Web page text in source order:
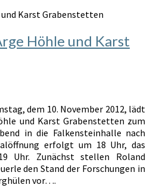
Karst Grabenstetten
Höhle und Karst
dem 10. November 2012, lädt
und Karst Grabenstetten zum
in die Falkensteinhalle nach
erfolgt um 18 Uhr, das
Uhr. Zunächst stellen Roland
den Stand der Forschungen in
vor….